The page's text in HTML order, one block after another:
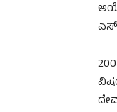
ಎಸ್